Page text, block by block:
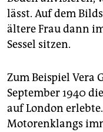
lässt. Auf dem
ältere Frau dann
Sessel sitzen.
Zum Beispiel Vera
September 1940
auf London
Motorenklangs